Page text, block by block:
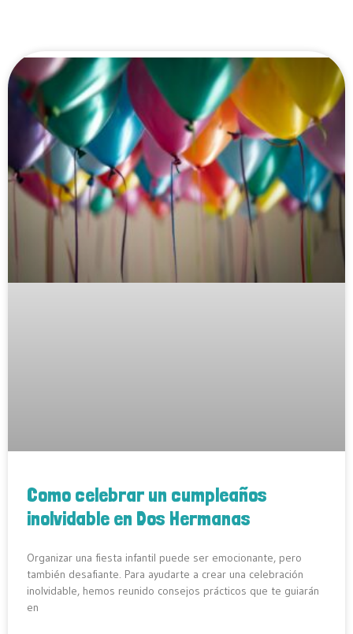
Como celebrar un cumpleaños
inolvidable en Dos Hermanas
Organizar una fiesta infantil puede ser emocionante, pero
también desafiante. Para ayudarte a crear una celebración
inolvidable, hemos reunido consejos prácticos que te guiarán
en